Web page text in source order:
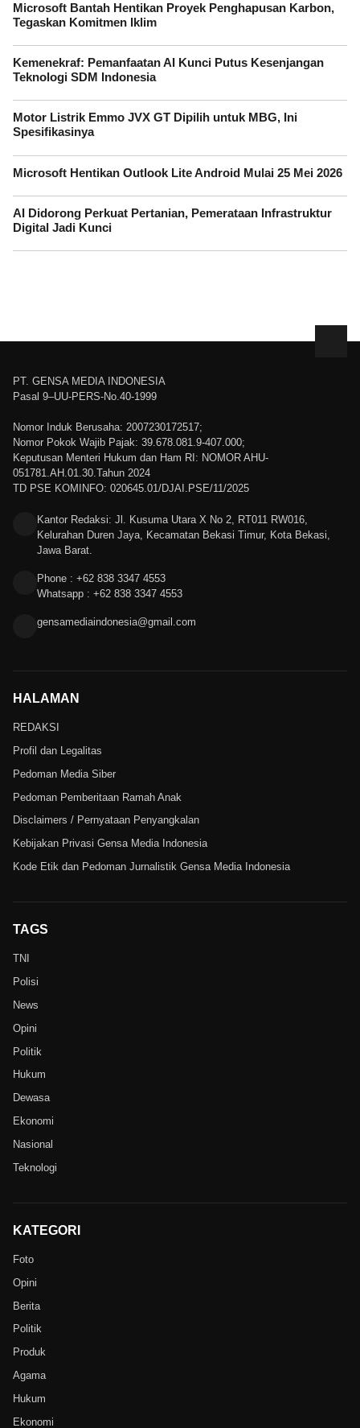
Microsoft Bantah Hentikan Proyek Penghapusan Karbon,
Tegaskan Komitmen Iklim
Kemenekraf: Pemanfaatan AI Kunci Putus Kesenjangan
Teknologi SDM Indonesia
Motor Listrik Emmo JVX GT Dipilih untuk MBG, Ini
Spesifikasinya
Microsoft Hentikan Outlook Lite Android Mulai 25 Mei 2026
AI Didorong Perkuat Pertanian, Pemerataan Infrastruktur
Digital Jadi Kunci
PT. GENSA MEDIA INDONESIA
Pasal 9–UU-PERS-No.40-1999
Nomor Induk Berusaha: 2007230172517;
Nomor Pokok Wajib Pajak: 39.678.081.9-407.000;
Keputusan Menteri Hukum dan Ham RI: NOMOR AHU-
051781.AH.01.30.Tahun 2024
TD PSE KOMINFO: 020645.01/DJAI.PSE/11/2025
Kantor Redaksi: Jl. Kusuma Utara X No 2, RT011 RW016,
Kelurahan Duren Jaya, Kecamatan Bekasi Timur, Kota Bekasi,
Jawa Barat.
Phone : +62 838 3347 4553
Whatsapp : +62 838 3347 4553
gensamediaindonesia@gmail.com
HALAMAN
REDAKSI
Profil dan Legalitas
Pedoman Media Siber
Pedoman Pemberitaan Ramah Anak
Disclaimers / Pernyataan Penyangkalan
Kebijakan Privasi Gensa Media Indonesia
Kode Etik dan Pedoman Jurnalistik Gensa Media Indonesia
TAGS
TNI
Polisi
News
Opini
Politik
Hukum
Dewasa
Ekonomi
Nasional
Teknologi
KATEGORI
Foto
Opini
Berita
Politik
Produk
Agama
Hukum
Ekonomi